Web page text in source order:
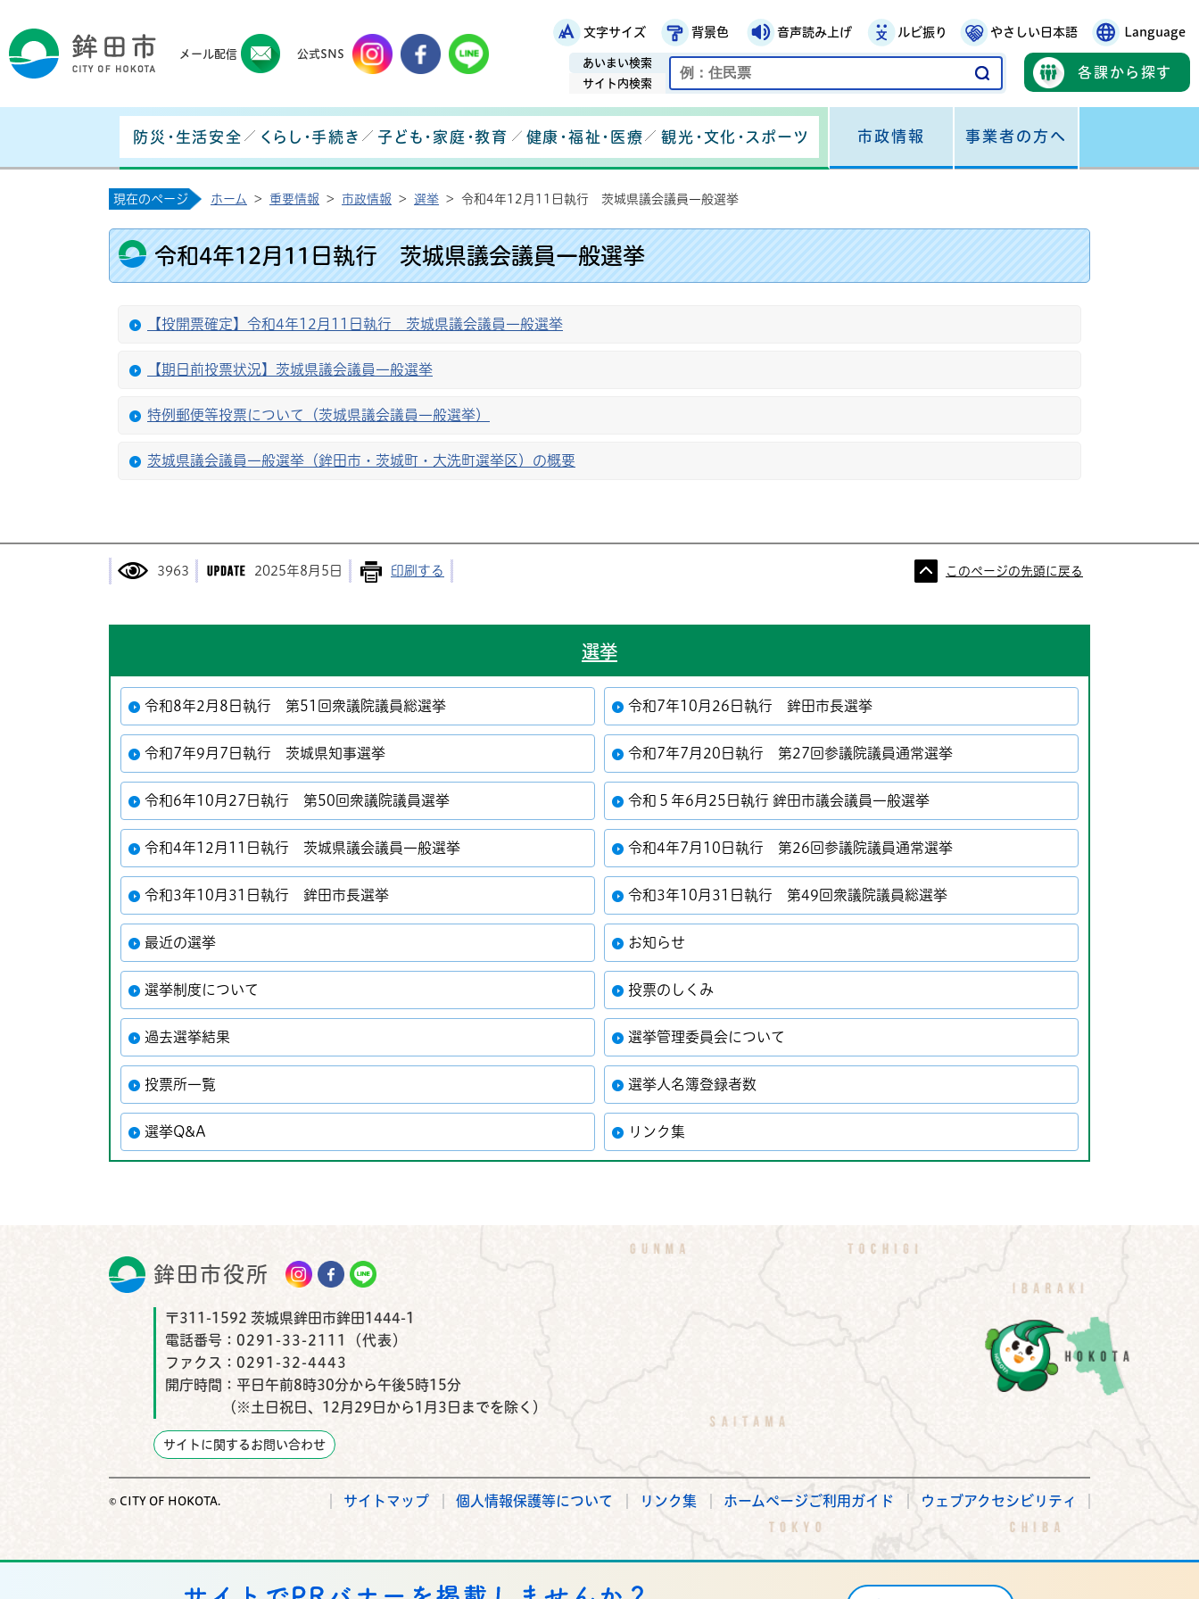
鉾田市役所ホームページ文字サイズ 背景色 音声読み上げ ルビ振り やさしい日本語 Language
各課から探す
あいまい検索
サイト内検索
メール配信
鉾田市メールマガジン
公式SNS
鉾田市公式Instagram
鉾田市公式Facebook
鉾田市公式LINE
防災・生活安全 くらし・手続き 子ども・家庭・教育 健康・福祉・医療 観光・文化・スポーツ 市政情報 事業者の方へ
現在のページ ホーム > 重要情報 > 市政情報 > 選挙 > 令和4年12月11日執行 茨城県議会議員一般選挙
令和4年12月11日執行 茨城県議会議員一般選挙
【投開票確定】令和4年12月11日執行 茨城県議会議員一般選挙
【期日前投票状況】茨城県議会議員一般選挙
特例郵便等投票について（茨城県議会議員一般選挙）
茨城県議会議員一般選挙（鉾田市・茨城町・大洗町選挙区）の概要
3963 2025年8月5日 印刷する このページの先頭に戻る
選挙
令和8年2月8日執行 第51回衆議院議員総選挙 令和7年10月26日執行 鉾田市長選挙
令和7年9月7日執行 茨城県知事選挙 令和7年7月20日執行 第27回参議院議員通常選挙
令和6年10月27日執行 第50回衆議院議員選挙 令和５年6月25日執行 鉾田市議会議員一般選挙
令和4年12月11日執行 茨城県議会議員一般選挙 令和4年7月10日執行 第26回参議院議員通常選挙
令和3年10月31日執行 鉾田市長選挙 令和3年10月31日執行 第49回衆議院議員総選挙
最近の選挙 お知らせ
選挙制度について 投票のしくみ
過去選挙結果 選挙管理委員会について
投票所一覧 選挙人名簿登録者数
選挙Q&A リンク集
鉾田市役所 鉾田市公式Instagram
鉾田市公式Facebook
鉾田市公式LINE
〒311-1592 茨城県鉾田市鉾田1444-1
電話番号： 0291-33-2111（代表）
ファクス： 0291-32-4443
開庁時間： 平日午前8時30分から午後5時15分
（※土日祝日、12月29日から1月3日までを除く）
サイトに関するお問い合わせ
© CITY OF HOKOTA. サイトマップ 個人情報保護等について リンク集 ホームページご利用ガイド ウェブアクセシビリティ